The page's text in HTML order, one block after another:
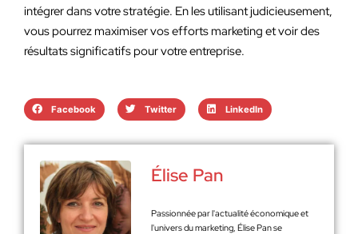
intégrer dans votre stratégie. En les utilisant judicieusement,
vous pourrez maximiser vos efforts marketing et voir des
résultats significatifs pour votre entreprise.
Facebook Twitter LinkedIn
Élise Pan
Passionnée par l'actualité économique et
l'univers du marketing, Élise Pan se